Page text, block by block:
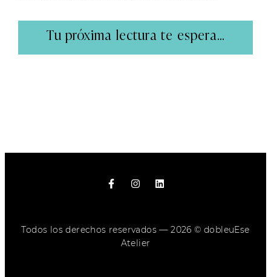
Tu próxima lectura te espera...
Todos los derechos reservados — 2026 © dobleuEse
Atelier